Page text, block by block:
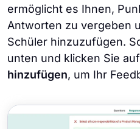
ermöglicht es Ihnen,
Antworten zu vergeben
Schüler hinzuzufügen.
unten und klicken Sie auf
hinzufügen, um Ihr